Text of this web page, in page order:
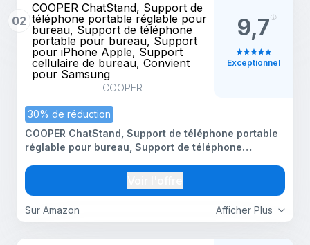
02
COOPER ChatStand, Support de
téléphone portable réglable pour
bureau, Support de téléphone
portable pour bureau, Support
pour iPhone Apple, Support
cellulaire de bureau, Convient
pour Samsung
COOPER
30% de réduction
Afficher Plus
Sur Amazon
COOPER ChatStand, Support de téléphone portable
réglable pour bureau, Support de téléphone
Support cellulaire de bureau, Convient pour
Samsung
9,7
Exceptionnel